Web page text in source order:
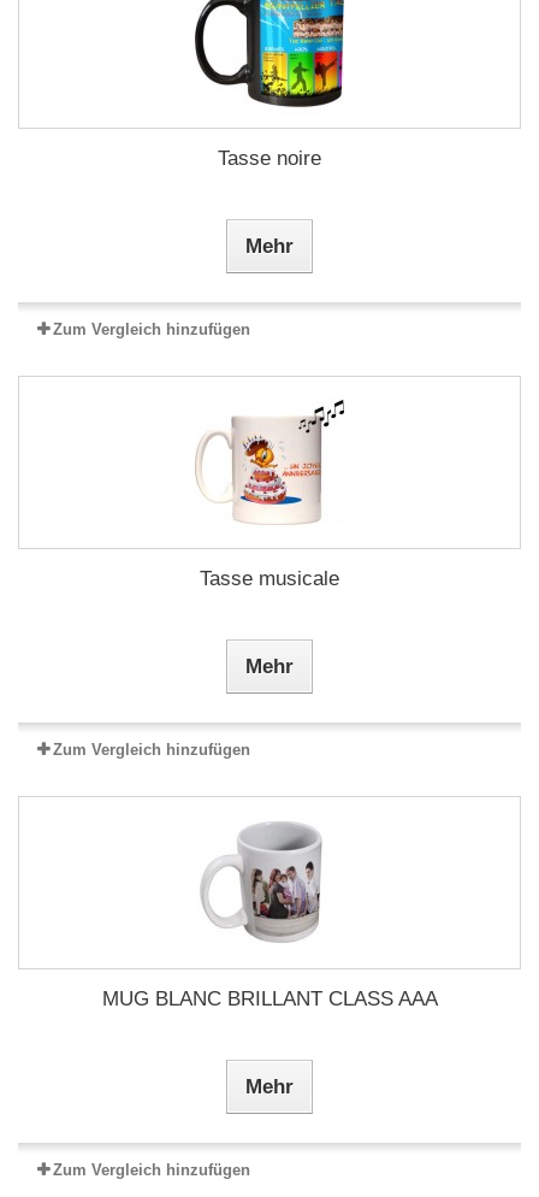
Tasse noire
Mehr
Zum Vergleich hinzufügen
Tasse musicale
Mehr
Zum Vergleich hinzufügen
MUG BLANC BRILLANT CLASS AAA
Mehr
Zum Vergleich hinzufügen